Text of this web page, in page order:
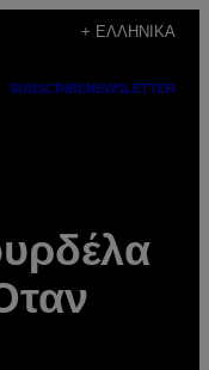
+ ΕΛΛΗΝΙΚΆ
SUBSCRIBENEWSLETTER